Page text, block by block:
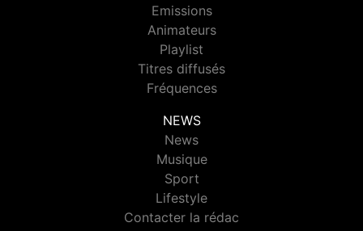
Emissions
Animateurs
Playlist
Titres diffusés
Fréquences
NEWS
News
Musique
Sport
Lifestyle
Contacter la rédac